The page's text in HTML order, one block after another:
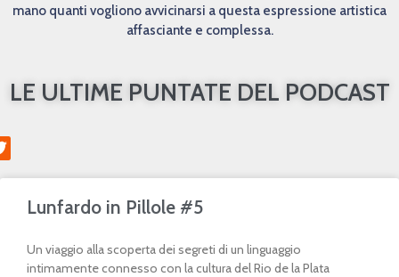
mano quanti vogliono avvicinarsi a questa espressione artistica
affasciante e complessa.
LE ULTIME PUNTATE DEL PODCAST
Lunfardo in Pillole #5
Un viaggio alla scoperta dei segreti di un linguaggio
intimamente connesso con la cultura del Rio de la Plata